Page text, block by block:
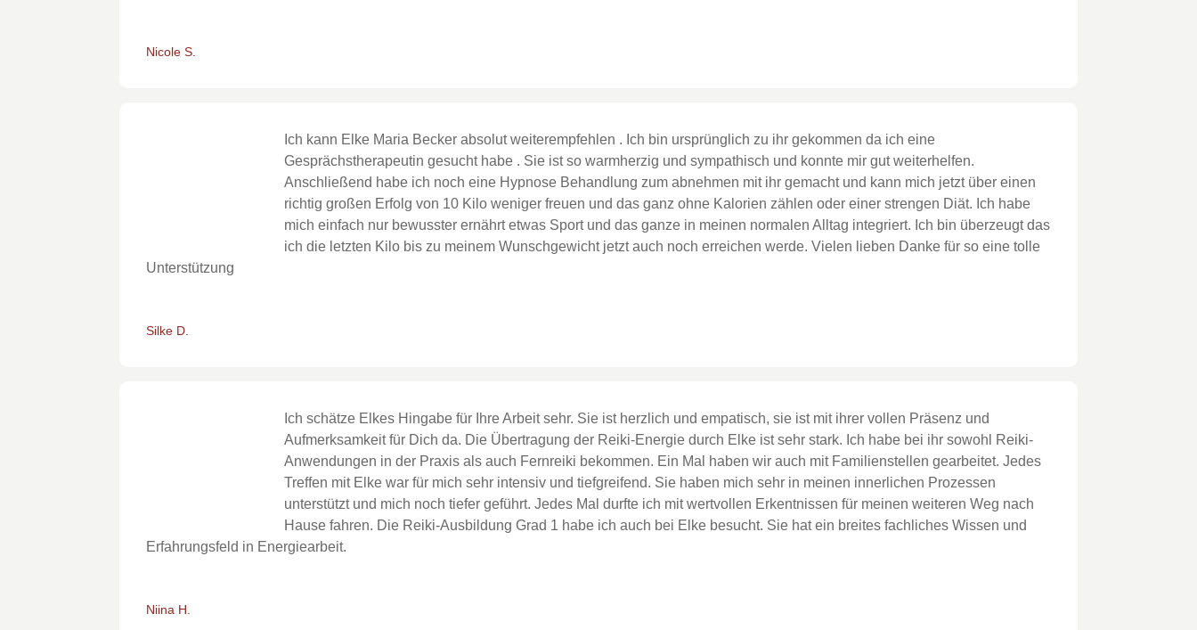
Nicole S.
Ich kann Elke Maria Becker absolut weiterempfehlen . Ich bin ursprünglich zu ihr gekommen da ich eine
Gesprächstherapeutin gesucht habe . Sie ist so warmherzig und sympathisch und konnte mir gut weiterhelfen.
Anschließend habe ich noch eine Hypnose Behandlung zum abnehmen mit ihr gemacht und kann mich jetzt über einen
richtig großen Erfolg von 10 Kilo weniger freuen und das ganz ohne Kalorien zählen oder einer strengen Diät. Ich habe
mich einfach nur bewusster ernährt etwas Sport und das ganze in meinen normalen Alltag integriert. Ich bin überzeugt das
ich die letzten Kilo bis zu meinem Wunschgewicht jetzt auch noch erreichen werde. Vielen lieben Danke für so eine tolle
Unterstützung
Silke D.
Ich schätze Elkes Hingabe für Ihre Arbeit sehr. Sie ist herzlich und empatisch, sie ist mit ihrer vollen Präsenz und
Aufmerksamkeit für Dich da. Die Übertragung der Reiki-Energie durch Elke ist sehr stark. Ich habe bei ihr sowohl Reiki-
Anwendungen in der Praxis als auch Fernreiki bekommen. Ein Mal haben wir auch mit Familienstellen gearbeitet. Jedes
Treffen mit Elke war für mich sehr intensiv und tiefgreifend. Sie haben mich sehr in meinen innerlichen Prozessen
unterstützt und mich noch tiefer geführt. Jedes Mal durfte ich mit wertvollen Erkentnissen für meinen weiteren Weg nach
Hause fahren. Die Reiki-Ausbildung Grad 1 habe ich auch bei Elke besucht. Sie hat ein breites fachliches Wissen und
Erfahrungsfeld in Energiearbeit.
Niina H.